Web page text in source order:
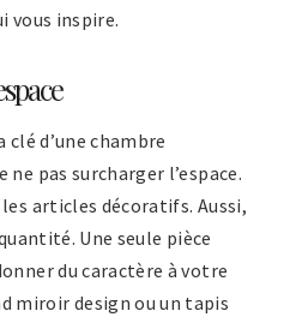
vous inspire.
clé d’une chambre
pas surcharger l’espace.
articles décoratifs. Aussi,
Une seule pièce
du caractère à votre
miroir design ou un tapis